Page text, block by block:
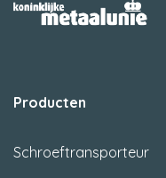
Producten
Schroeftransporteur